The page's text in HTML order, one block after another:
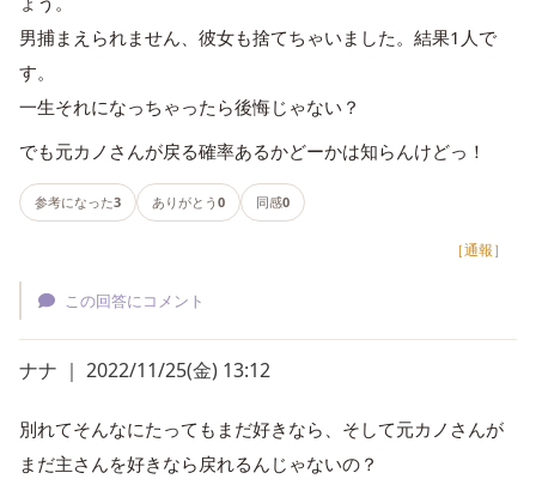
男捕まえられません、彼女も捨てちゃいました。結果1人で
す。
一生それになっちゃったら後悔じゃない？
でも元カノさんが戻る確率あるかどーかは知らんけどっ！
参考になった3 ありがとう 0 同感0
［通報］
この回答にコメント
ナナ ｜ 2022/11/25(金) 13:12
別れてそんなにたってもまだ好きなら、そして元カノさんが
まだ主さんを好きなら戻れるんじゃないの？